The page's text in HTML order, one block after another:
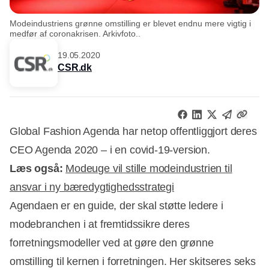
Modeindustriens grønne omstilling er blevet endnu mere vigtig i
medfør af coronakrisen. Arkivfoto..
19.05.2020
CSR.dk
Global Fashion Agenda har netop offentliggjort deres
CEO Agenda 2020 – i en covid-19-version.
Læs også: Modeuge vil stille modeindustrien til
ansvar i ny bæredygtighedsstrategi
Agendaen er en guide, der skal støtte ledere i
modebranchen i at fremtidssikre deres
forretningsmodeller ved at gøre den grønne
omstilling til kernen i forretningen. Her skitseres seks